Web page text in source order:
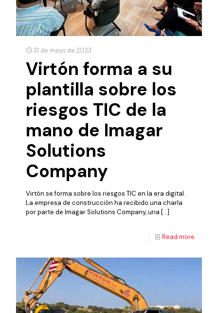
31 de mayo de 2023
Virtón forma a su
plantilla sobre los
riesgos TIC de la
mano de Imagar
Solutions
Company
Virtón se forma sobre los riesgos TIC en la era digital.
La empresa de construcción ha recibido una charla
por parte de Imagar Solutions Company, una […]
Read more